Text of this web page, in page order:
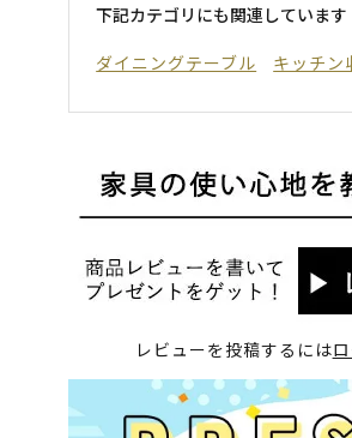
下記カテゴリにも関連しています
ダイニングテーブル
キッチン
レビューを投稿するには